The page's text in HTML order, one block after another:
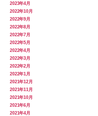
2023年4月
2022年10月
2022年9月
2022年8月
2022年7月
2022年5月
2022年4月
2022年3月
2022年2月
2022年1月
2021年12月
2021年11月
2021年10月
2021年6月
2021年4月